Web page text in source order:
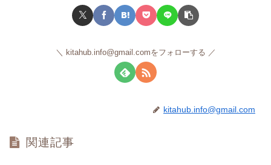
kitahub.info@gmail.comをフォローする
kitahub.info@gmail.com
関連記事